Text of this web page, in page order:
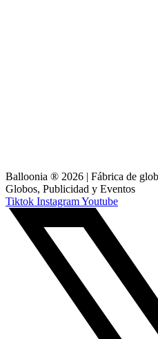
Balloonia ® 2026 | Fábrica de
Globos, Publicidad y Eventos
Tiktok InstagramYoutube